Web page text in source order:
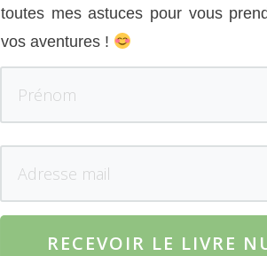
toutes mes astuces pour vous
vos aventures !
RECEVOIR LE LIVRE